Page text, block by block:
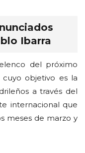
Ibarra
del próximo
cuyo objetivo es la
a través del
internacional que
meses de marzo y